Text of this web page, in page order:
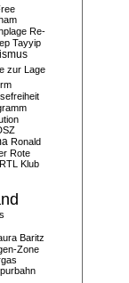
Re-
Tayyip
zur Lage
Ronald
Rote
RTL Klub
Baritz
Zone